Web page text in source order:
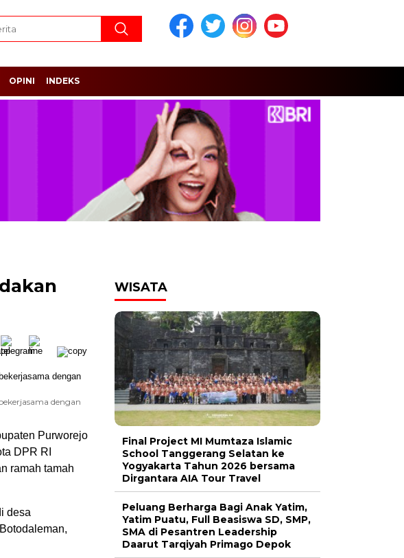
OPINI INDEKS
dengan
Purworejo
DPR RI
ramah tamah
desa
WISATA
Final Project MI Mumtaza Islamic
School Tanggerang Selatan ke
Yogyakarta Tahun 2026 bersama
Dirgantara AIA Tour Travel
Peluang Berharga Bagi Anak Yatim,
Yatim Puatu, Full Beasiswa SD, SMP,
SMA di Pesantren Leadership
Daarut Tarqiyah Primago Depok